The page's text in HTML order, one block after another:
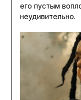
его пустым
неудивительно.